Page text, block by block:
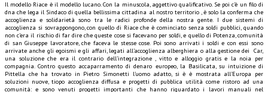
Il modello Riace è il modello lucano. Con la minuscola, aggettivo qualificativo. Se poi c’è un filo di
dna che lega il Sindaco di quella bellissima cittadina al nostro territorio , è solo la conferma che
accoglienza e solidarietà sono tra le radici profonde della nostra gente. I due sistemi di
accoglienza si sovrappongono, con quello di Riace che è cominciato senza soldi pubblici, quando
non c’era il rischio di far dire che queste cose si facevano per soldi, e quello di Potenza, comunità
di san Giuseppe lavoratore, che faceva le stesse cose. Poi sono arrivati i soldi e con essi sono
arrivate anche gli egoismi e gli affari, legati all’accoglienza alberghiera o alla gestione dei Car,
una soluzione che era il contrario dell’integrazione , vitto e alloggio gratis e la noia per
compagnia. Contro questo accaparramento di denaro europeo, la Basilicata, su intuizione di
Pittella che ha trovato in Pietro Simonetti l’uomo adatto, si è è mostrata all’Europa per
soluzioni nuove, tiopo accoglienza diffusa e progetti di pubblica utilità come ristoro ad una
comunità: e sono venuti progetti importanti che hanno riguardato i lavori manuali nel